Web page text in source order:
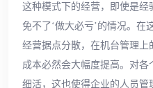
这种模式下的经营，即使是
免不了‘做大必亏’的情况。在
经营据点分散，在机台管理
成本必然会大幅度提高。对
细活，这也使得企业的人员